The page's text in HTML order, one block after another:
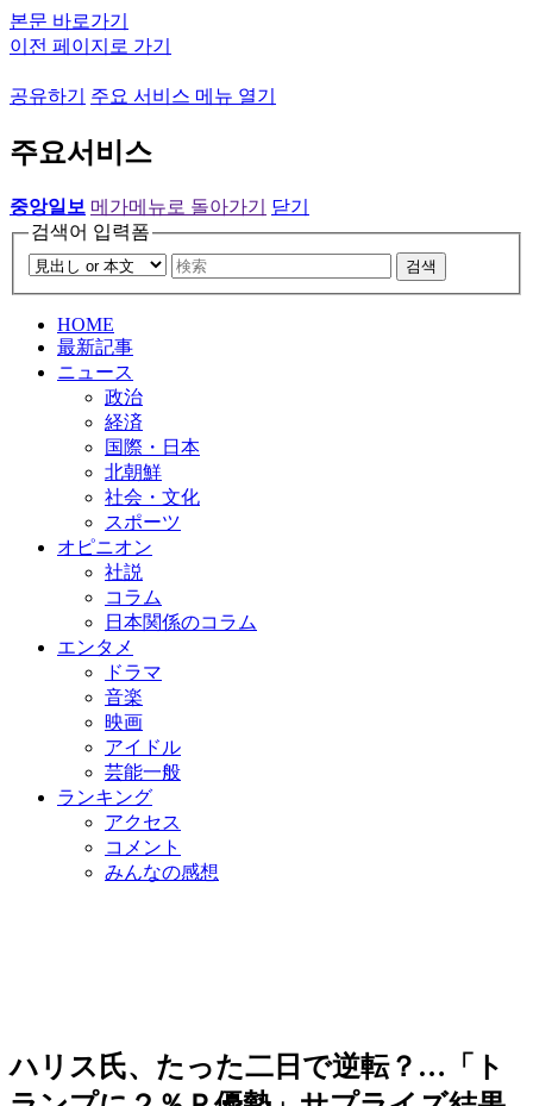
본문 바로가기
이전 페이지로 가기
공유하기 주요 서비스 메뉴 열기
주요서비스
중앙일보 메가메뉴로 돌아가기
닫기
검색어 입력폼
검색
HOME
最新記事
ニュース
政治
経済
国際・日本
北朝鮮
社会・文化
スポーツ
オピニオン
社説
コラム
日本関係のコラム
エンタメ
ドラマ
音楽
映画
アイドル
芸能一般
ランキング
アクセス
コメント
みんなの感想
ハリス氏、たった二日で逆転？…「ト